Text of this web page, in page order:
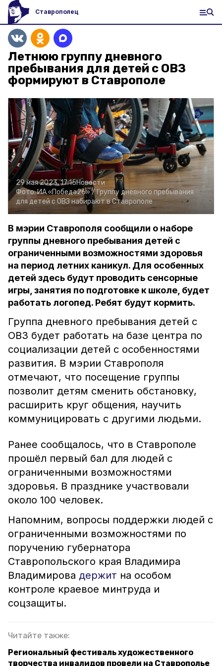
Ставрополец
Летнюю группу дневного
пребывания для детей с ОВЗ
формируют в Ставрополе
29 мая 2023, 17:15Новости
Фото:ИА «Победа26» /Группу дневного пребывания
для детей с ОВЗ набирают в Ставрополе
В мэрии Ставрополя сообщили о наборе
группы дневного пребывания детей с
ограниченными возможностями здоровья
на период летних каникул. Для особенных
детей здесь будут проводить сенсорные
игры, занятия по подготовке к школе, будет
работать логопед. Ребят будут кормить.
Группа дневного пребывания детей с
ОВЗ будет работать на базе центра по
социализации детей с особенностями
развития. В мэрии Ставрополя
отмечают, что посещение группы
позволит детям сменить обстановку,
расширить круг общения, научить
коммуницировать с другими людьми.
Ранее сообщалось, что в Ставрополе
прошёл первый бал для людей с
ограниченными возможностями
здоровья. В празднике участвовали
около 100 человек.
Напомним, вопросы поддержки людей с
ограниченными возможностями по
поручению губернатора
Ставропольского края Владимира
Владимирова держит на особом
контроле краевое минтруда и
соцзащиты.
Читайте также:
Региональный фестиваль художественного
творчества инвалидов провели на Ставрополье